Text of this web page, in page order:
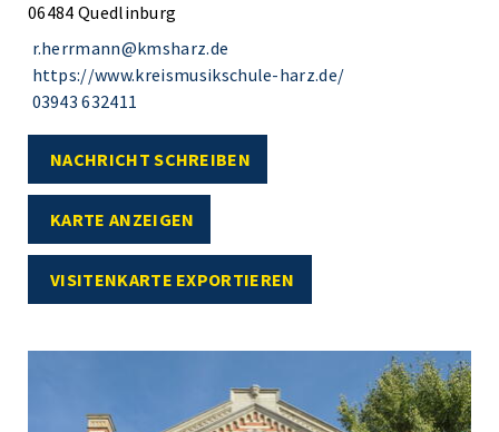
06484 Quedlinburg
r.herrmann@kmsharz.de
https://www.kreismusikschule-harz.de/
03943 632411
NACHRICHT SCHREIBEN
KARTE ANZEIGEN
VISITENKARTE EXPORTIEREN